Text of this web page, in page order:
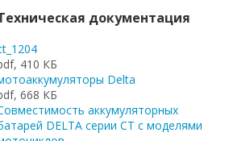
документация
410 КБ
Delta
668 КБ
аккумуляторных
DELTA серии СТ с моделями